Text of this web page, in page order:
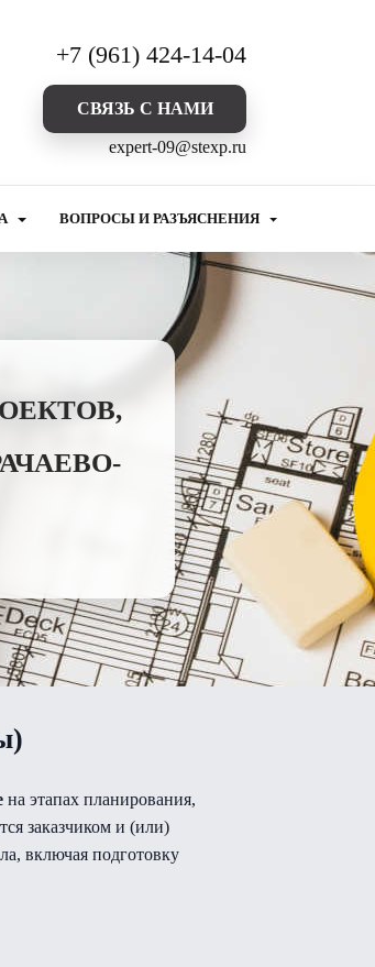
+7 (961) 424-14-04
CВЯЗЬ С НАМИ
expert-09@stexp.ru
ВОПРОСЫ И РАЗЪЯСНЕНИЯ
на этапах планирования,
заказчиком и (или)
включая подготовку